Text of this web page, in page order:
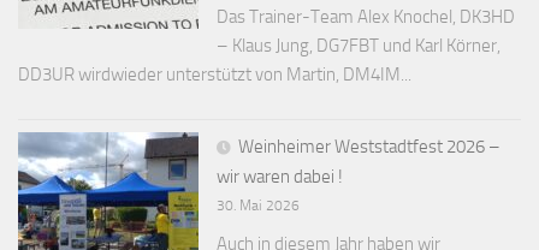
Das Trainer-Team Alex Knochel, DK3HD
– Klaus Jung, DG7FBT und Karl Körner,
DD3UR wirdwieder unterstützt von Martin, DM4IM...
Weinheimer Weststadtfest 2026 –
wir waren dabei !
30. Mai 2026
Auch in diesem Jahr haben wir